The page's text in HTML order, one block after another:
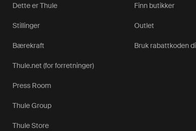
Dette er Thule
Stillinger
Bærekraft
Thule.net (for forretninger)
Press Room
Thule Group
Thule Store
Finn butikker
Outlet
Bruk rabattkoden